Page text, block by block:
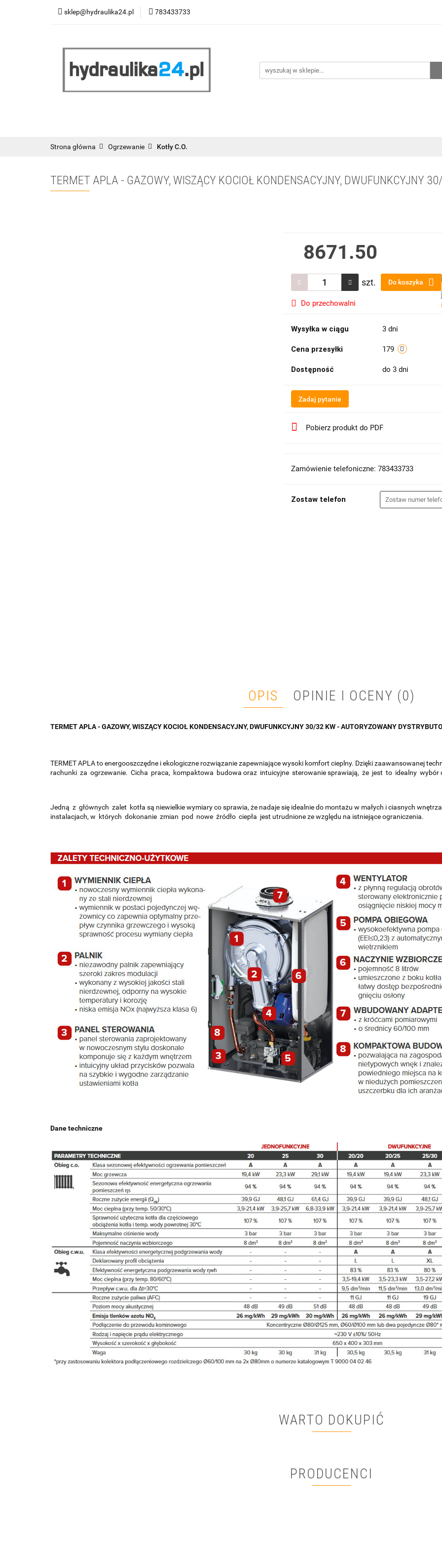
sklep@hydraulika24.pl 783433733
RATY/LEASING
Łazienka
Wyprzedaż WYCENA ZESTAWÓW
Strona główna Ogrzewanie Kotły C.O.
TERMET APLA - GAZOWY, WISZĄCY KOCIOŁ KONDENSACYJNY, DWUFUNKCYJNY
8671.50
szt. Do koszyka
Do przechowalni
Wysyłka w ciągu 3 dni
Cena przesyłki 179
Dostępność do 3 dni
Zadaj pytanie
Pobierz produkt do PDF
Zamówienie telefoniczne: 783433733
Zostaw telefon
OPIS OPINIE I OCENY (0)
TERMET APLA - GAZOWY, WISZĄCY KOCIOŁ KONDENSACYJNY, DWUFUNKCYJNY 30/32 KW - AUTORYZOWANY
TERMET APLA to energooszczędne i ekologiczne rozwiązanie zapewniające wysoki komfort cieplny. Dzięki zaawansowanej
rachunki za ogrzewanie. Cicha praca, kompaktowa budowa oraz intuicyjne sterowanie sprawiają, że jest to idealny wybór
Jedną z głównych zalet kotła są niewielkie wymiary co sprawia, że nadaje się idealnie do montażu w małych i ciasnych
instalacjach, w których dokonanie zmian pod nowe źródło ciepła jest utrudnione ze względu na istniejące ograniczenia.
Dane techniczne
WARTO DOKUPIĆ
PRODUCENCI